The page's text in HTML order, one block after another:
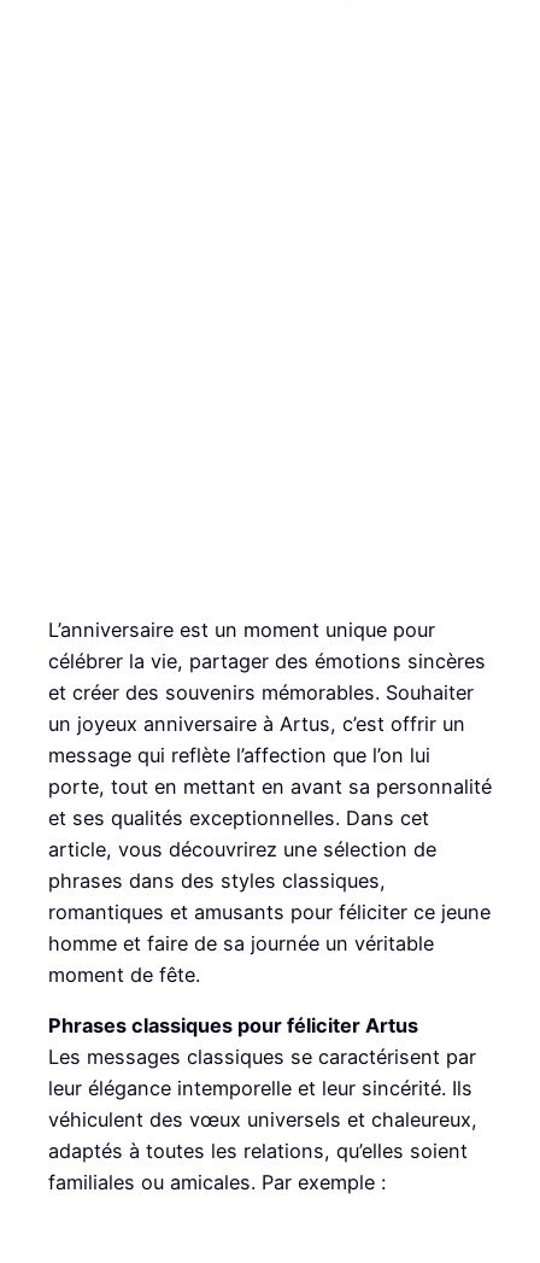
L’anniversaire est un moment unique pour
célébrer la vie, partager des émotions sincères
et créer des souvenirs mémorables. Souhaiter
un joyeux anniversaire à Artus, c’est offrir un
message qui reflète l’affection que l’on lui
porte, tout en mettant en avant sa personnalité
et ses qualités exceptionnelles. Dans cet
article, vous découvrirez une sélection de
phrases dans des styles classiques,
romantiques et amusants pour féliciter ce jeune
homme et faire de sa journée un véritable
moment de fête.
Phrases classiques pour féliciter Artus
Les messages classiques se caractérisent par
leur élégance intemporelle et leur sincérité. Ils
véhiculent des vœux universels et chaleureux,
adaptés à toutes les relations, qu’elles soient
familiales ou amicales. Par exemple :